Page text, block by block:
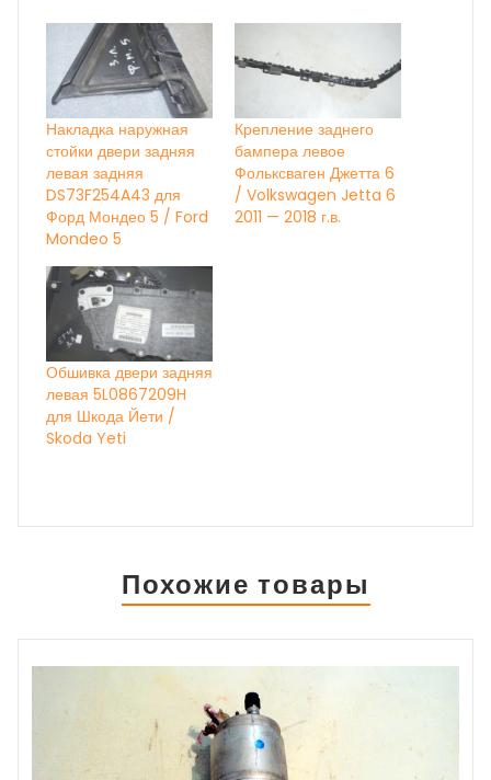
Накладка наружная
стойки двери задняя
левая задняя
DS73F254A43 для
Форд Мондео 5 / Ford
Mondeo 5
Крепление заднего
бампера левое
Фольксваген Джетта 6
/ Volkswagen Jetta 6
2011 — 2018 г.в.
Обшивка двери задняя
левая 5L0867209H
для Шкода Йети /
Skoda Yeti
Похожие товары